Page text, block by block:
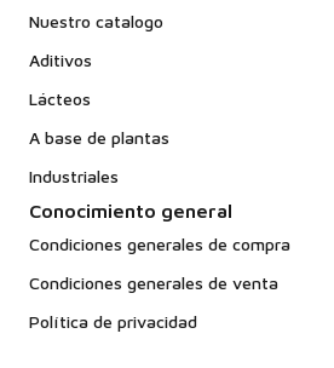
Nuestro catalogo
Aditivos
Lácteos
A base de plantas
Industriales
Conocimiento general
Condiciones generales de compra
Condiciones generales de venta
Política de privacidad